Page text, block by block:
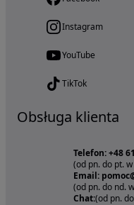
Instagram
YouTube
TikTok
Obsługa klienta
Telefon: +48
(od pn. do pt.
Email:
(od pn. do nd.
Chat:(od pn.